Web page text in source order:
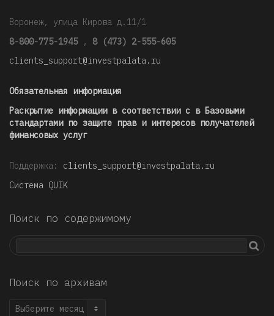
Воронеж, улица Кирова д.11/1
8-800-775-1945 , 8 (473) 2-555-605
clients_support@investpalata.ru
Обязательная информация
Раскрытие информации в соответствии с в Базовыми
стандартами по защите прав и интересов получателей
финансовых услуг
Поддержка: clients_support@investpalata.ru
Система QUIK
Поиск по содержимому
Поиск по архивам
Поиск